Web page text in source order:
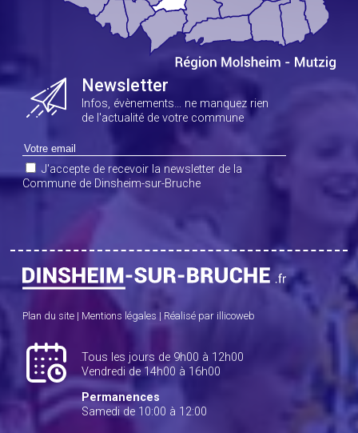
Newsletter
Infos, évènements… ne manquez rien
de l'actualité de votre commune
J'accepte de recevoir la newsletter de la
Commune de Dinsheim-sur-Bruche
Plan du site | Mentions légales | Réalisé par illicoweb
Tous les jours de 9h00 à 12h00
Vendredi de 14h00 à 16h00
Permanences
Samedi de 10:00 à 12:00